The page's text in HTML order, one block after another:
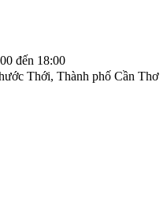
đến 18:00
Thới, Thành phố Cần Thơ